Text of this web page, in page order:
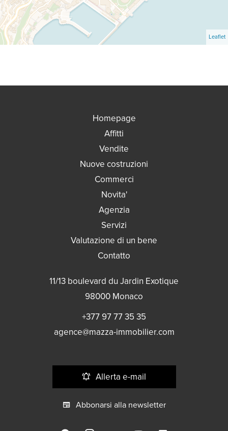
Leaflet
Homepage
Affitti
Vendite
Nuove costruzioni
Commerci
Novita'
Agenzia
Servizi
Valutazione di un bene
Contatto
11/13 boulevard du Jardin Exotique
98000 Monaco
+377 97 77 35 35
agence@mazza-immobilier.com
Allerta e-mail
Abbonarsi alla newsletter